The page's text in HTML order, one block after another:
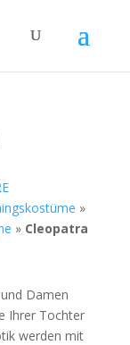
»
» Cleopatra
Damen
Ihrer Tochter
werden mit